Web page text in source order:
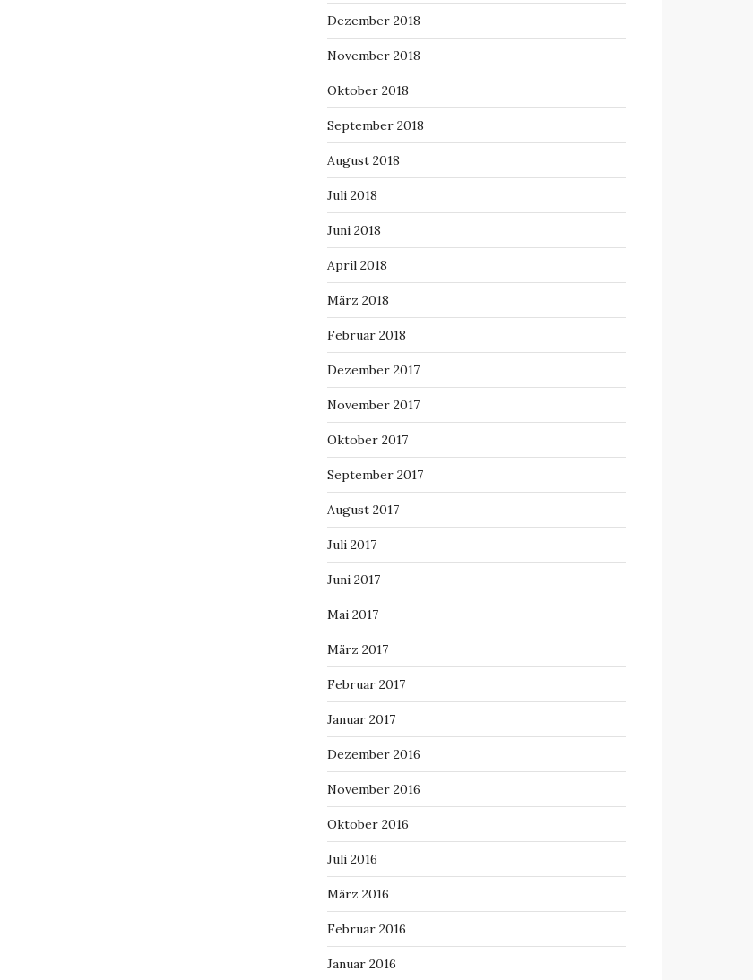
Dezember 2018
November 2018
Oktober 2018
September 2018
August 2018
Juli 2018
Juni 2018
April 2018
März 2018
Februar 2018
Dezember 2017
November 2017
Oktober 2017
September 2017
August 2017
Juli 2017
Juni 2017
Mai 2017
März 2017
Februar 2017
Januar 2017
Dezember 2016
November 2016
Oktober 2016
Juli 2016
März 2016
Februar 2016
Januar 2016